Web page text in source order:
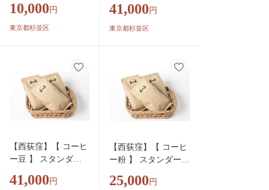
（ 赤 ）・ 東京高円
寺阿波おどりオフィ
年版】 描き下ろし
書き下ろし 限定デザ
イン アートワーク
オリジナルグッズ
10,000 円
東京都杉並区
ペルークナミア スペ
シャルブレンド ゴー
甘味 ブレンドコーヒ
ー 深煎りブレンド オ
リジナル エスプレッ
ソ コーヒー COFFEE
coffee
41,000 円
東京都杉並区
【西荻窪】【 コーヒ
ー豆 】 スタンダー
ペルークナミア スペ
41,000 円
【西荻窪】【 コーヒ
ー粉 】 スタンダード
ペルークナミア スペ
25,000 円